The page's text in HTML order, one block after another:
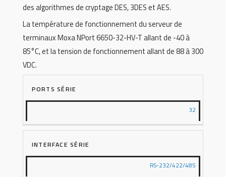
des algorithmes de cryptage DES, 3DES et AES.
La température de fonctionnement du serveur de
terminaux Moxa NPort 6650-32-HV-T allant de -40 à
85°C, et la tension de fonctionnement allant de 88 à 300
VDC.
PORTS SÉRIE
32
INTERFACE SÉRIE
RS-232/422/485